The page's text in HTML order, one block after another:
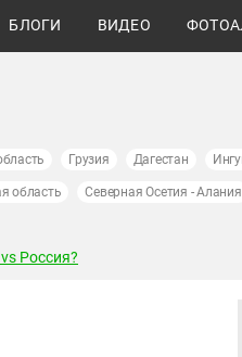
БЛОГИ ВИДЕО
Грузия Дагестан
область Северная Осетия - Алания
Россия?